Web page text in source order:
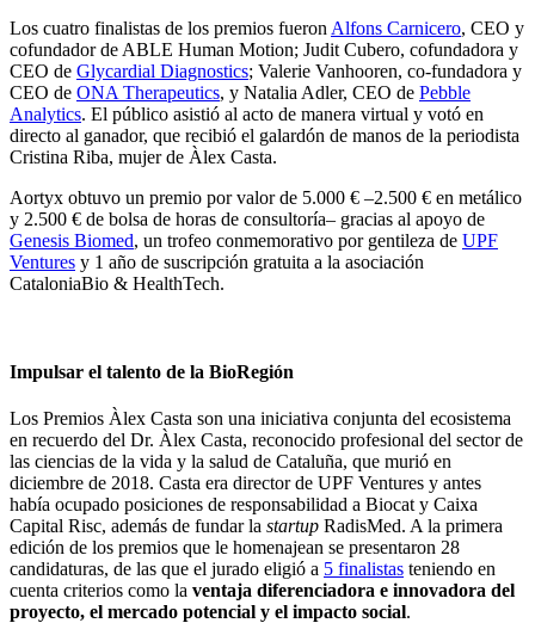
Los cuatro finalistas de los premios fueronAlfons Carnicero, CEO y
cofundador de ABLE Human Motion; Judit Cubero, cofundadora y
CEO de Glycardial Diagnostics; Valerie Vanhooren, co-fundadora y
CEO de ONA Therapeutics, y Natalia Adler, CEO de Pebble
Analytics. El público asistió al acto de manera virtual y votó en
directo al ganador, que recibió el galardón de manos de la periodista
Cristina Riba, mujer de Àlex Casta.
Aortyx obtuvo un premio por valor de 5.000 € –2.500 € en metálico
y 2.500 € de bolsa de horas de consultoría– gracias al apoyo de
Genesis Biomed, un trofeo conmemorativo por gentileza de UPF
Ventures y 1 año de suscripción gratuita a la asociación
CataloniaBio & HealthTech.
Impulsar el talento de la BioRegión
Los Premios Àlex Casta son una iniciativa conjunta del ecosistema
en recuerdo del Dr. Àlex Casta, reconocido profesional del sector de
las ciencias de la vida y la salud de Cataluña, que murió en
diciembre de 2018. Casta era director de UPF Ventures y antes
había ocupado posiciones de responsabilidad a Biocat y Caixa
Capital Risc, además de fundar la startup RadisMed. A la primera
edición de los premios que le homenajean se presentaron 28
candidaturas, de las que el jurado eligió a 5 finalistas teniendo en
cuenta criterios como la ventaja diferenciadora e innovadora del
proyecto, el mercado potencial y el impacto social.